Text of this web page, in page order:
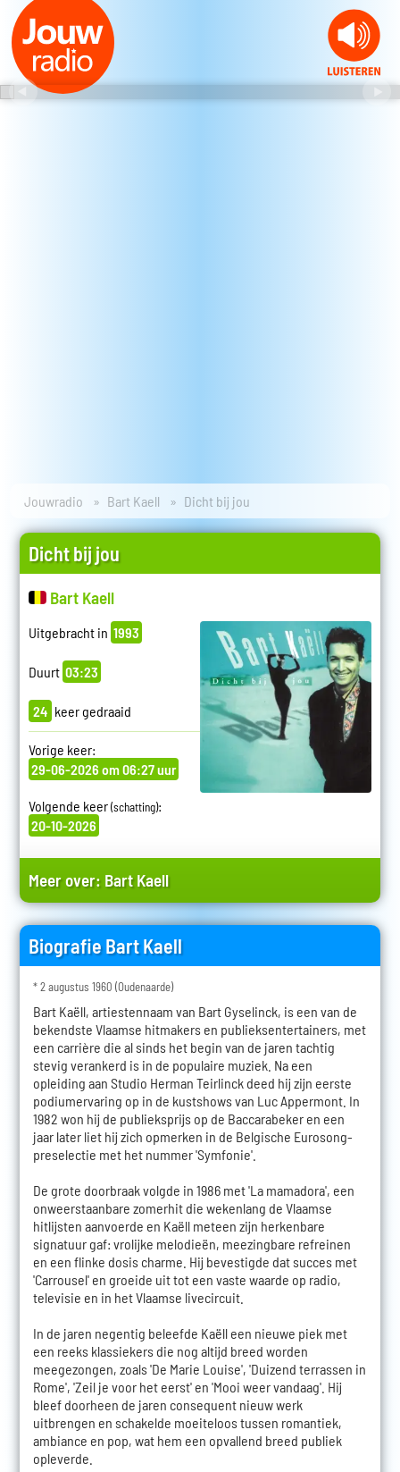
Jouwradio Bart Kaell Dicht bij jou
Dicht bij jou
Bart Kaell
Uitgebracht in 1993
Duurt 03:23
24 keer gedraaid
Vorige keer:
29-06-2026 om 06:27 uur
Volgende keer(schatting):
20-10-2026
Meer over: Bart Kaell
Biografie Bart Kaell
* 2 augustus 1960 (Oudenaarde)
Bart Kaëll, artiestennaam van Bart Gyselinck, is een van de
bekendste Vlaamse hitmakers en publieksentertainers, met
een carrière die al sinds het begin van de jaren tachtig
stevig verankerd is in de populaire muziek. Na een
opleiding aan Studio Herman Teirlinck deed hij zijn eerste
podiumervaring op in de kustshows van Luc Appermont. In
1982 won hij de publieksprijs op de Baccarabeker en een
jaar later liet hij zich opmerken in de Belgische Eurosong-
preselectie met het nummer 'Symfonie'.
De grote doorbraak volgde in 1986 met 'La mamadora', een
onweerstaanbare zomerhit die wekenlang de Vlaamse
hitlijsten aanvoerde en Kaëll meteen zijn herkenbare
signatuur gaf: vrolijke melodieën, meezingbare refreinen
en een flinke dosis charme. Hij bevestigde dat succes met
'Carrousel' en groeide uit tot een vaste waarde op radio,
televisie en in het Vlaamse livecircuit.
In de jaren negentig beleefde Kaëll een nieuwe piek met
een reeks klassiekers die nog altijd breed worden
meegezongen, zoals 'De Marie Louise', 'Duizend terrassen in
Rome', 'Zeil je voor het eerst' en 'Mooi weer vandaag'. Hij
bleef doorheen de jaren consequent nieuw werk
uitbrengen en schakelde moeiteloos tussen romantiek,
ambiance en pop, wat hem een opvallend breed publiek
opleverde.